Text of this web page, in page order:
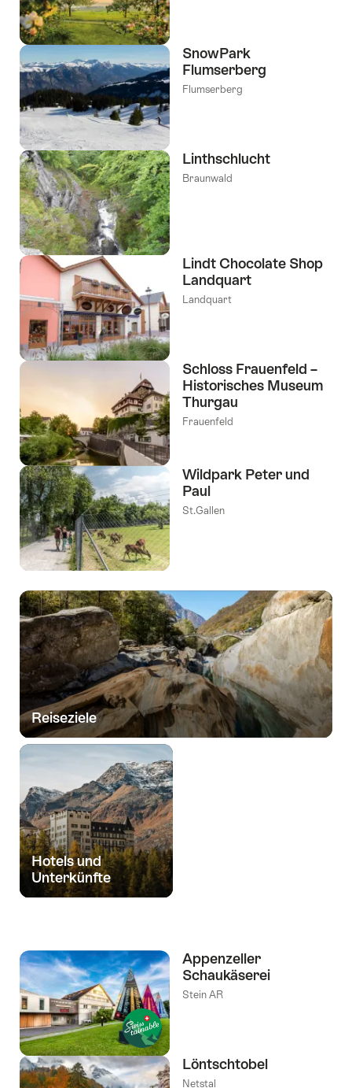
SnowPark
Flumserberg
Flumserberg
Linthschlucht
Braunwald
Lindt Chocolate Shop
Landquart
Landquart
Schloss Frauenfeld –
Historisches Museum
Thurgau
Frauenfeld
Wildpark Peter und
Paul
St.Gallen
Reiseziele
Hotels und
Unterkünfte
Appenzeller
Schaukäserei
Stein AR
Löntschtobel
Netstal